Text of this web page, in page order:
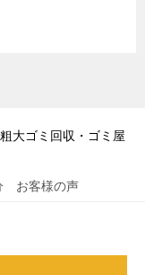
大ゴミ回収・ゴミ屋
お客様の声